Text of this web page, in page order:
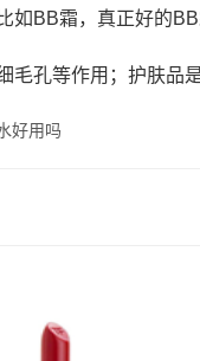
如BB霜，真正好的
孔等作用；护肤品
好用吗
乳真的能祛痘吗 理